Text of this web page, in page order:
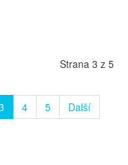
Strana 3 z 5
4 5
Další